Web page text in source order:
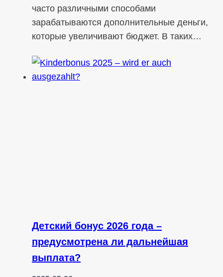
часто различными способами
зарабатываются дополнительные деньги,
которые увеличивают бюджет. В таких…
Детский бонус 2026 года –
предусмотрена ли дальнейшая
выплата?